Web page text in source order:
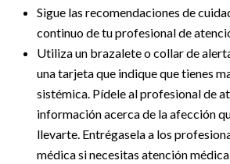
Sigue las recomendaciones de
continuo de tu profesional de
Utiliza un brazalete o collar de
una tarjeta que indique que tienes
sistémica. Pídele al profesional de
información acerca de la afección
llevarte. Entrégasela a los
médica si necesitas atención